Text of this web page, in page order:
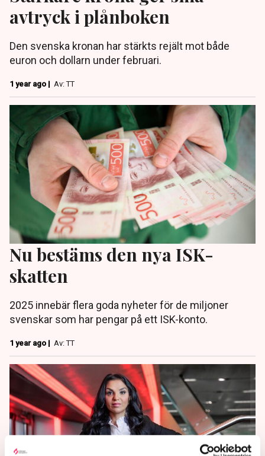
avtryck i plånboken
Den svenska kronan har stärkts rejält mot både
euron och dollarn under februari.
1 year ago | Av: TT
Nu bestäms den nya ISK-
skatten
2025 innebär flera goda nyheter för de miljoner
svenskar som har pengar på ett ISK-konto.
1 year ago | Av: TT